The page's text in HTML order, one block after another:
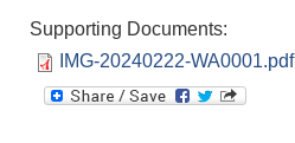
Supporting Documents:
IMG-20240222-WA0001.pdf